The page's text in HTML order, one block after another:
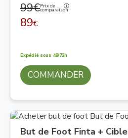
99€Prix de
comparaison
89€
Expédié sous 48/72h
COMMANDER
But de Foot Finta + Cible